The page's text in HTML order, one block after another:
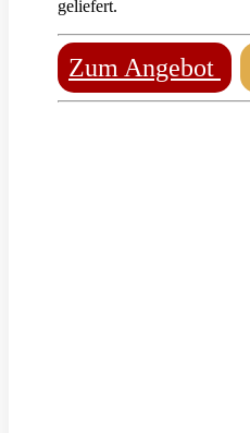
geliefert.
Zum Angebot